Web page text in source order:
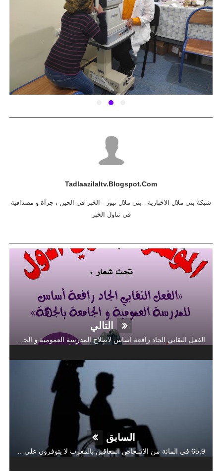
Tadlaazilaltv.blogspot.com
شبكة بني ملال الاخبارية - بني ملال نيوز - الخبر في الحين ، جرأة و مصداقية
في تناول الخبر
التالي
الفعل النقابي الجاد رافعة اساس لاصلاح المدرسة العمومية و الجامعة بالجهة
السابق